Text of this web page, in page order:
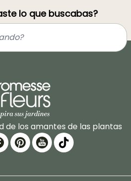
lo que buscabas?
de los amantes de las plantas